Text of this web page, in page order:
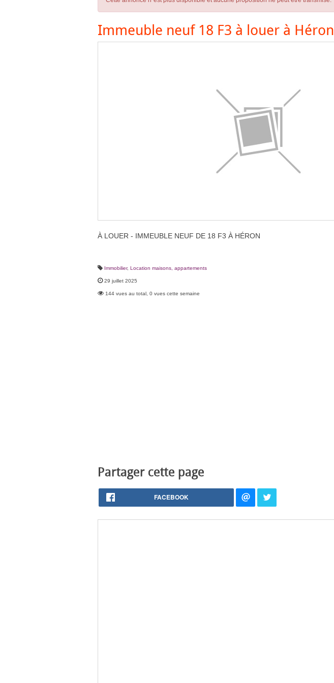
Immeuble neuf 18 F3 à louer à Héron
À LOUER - IMMEUBLE NEUF DE 18 F3 À HÉRON
Immobilier, Location maisons, appartements
29 juillet 2025
144 vues au total, 0 vues cette semaine
Partager cette page
FACEBOOK